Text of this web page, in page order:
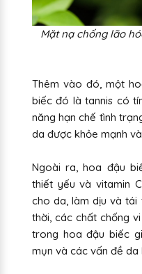
Mặt nạ chống lão
Thêm vào đó, một
biếc đó là tannis có
năng hạn chế tình
da được khỏe mạnh
Ngoài ra, hoa đậu
thiết yếu và vitamin
cho da, làm dịu và
thời, các chất chống
trong hoa đậu biếc
mụn và các vấn đề da